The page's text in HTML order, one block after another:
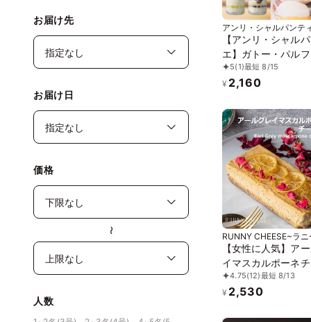
お届け先
お届け日
価格
〜
人数
アンリ・シャルパンテ
【アンリ・シャル
エ】ガトー・パル
ーズケーキ×カシス
ラン〉
5(1)最短 8/15
¥ 2,160
RUNNY CHEESE~ラ
ズ~
【女性に人気】ア
イマスカルポーネ
ーキ 15cm
4.75(12)最短 8/13
¥ 2,530